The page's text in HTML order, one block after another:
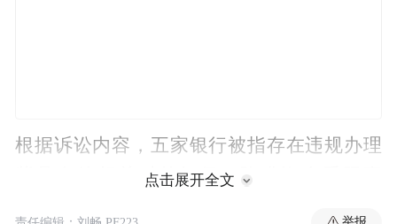
根据诉讼内容，五家银行被指存在违规办理
紫晶存储相关对外担保，隐瞒资金受限事
点击展开全文